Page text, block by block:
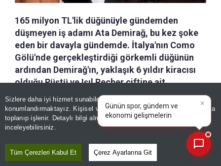
Sizlere daha iyi hizmet sunabilmek adına sitemizde
konumlandırmaktayız. Kişisel verileriniz, KVKK ve GDPR kapsamında
toplanıp işlenir. Detaylı bilgi almak içinAydınlatma Metnimizi
inceleyebilirsiniz.
Tüm Çerezleri Kabul Et Çerez Ayarlarına Git
165 milyon TL'lik düğünüyle gündemden
düşmeyen iş adamı Ata Demirağ, bu kez şoke
eden bir davayla gündemde. İtalya'nın Como
Gölü'nde gerçekleştirdiği görkemli düğünün
ardından Demirağ'ın, yaklaşık 6 yıldır kiracısı
olduğu Rüştü ve Işıl Reçber çiftine ait
Maslak'taki konut nedeniyle tahliye davasıyla
karşı karşıya olduğu ortaya çıktı.
×
Günün spor, gündem ve
ekonomi gelişmelerini analiz
edin!